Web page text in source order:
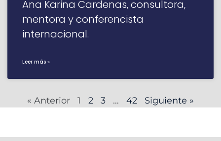
Ana Karina Cardenas, consultora,
mentora y conferencista
internacional.
Leer más »
« Anterior 1 2 3 … 42 Siguiente »